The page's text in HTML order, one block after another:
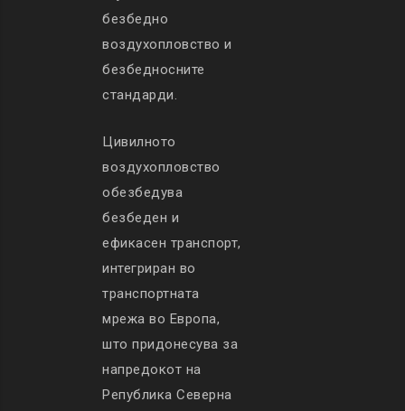
безбедно
воздухопловство и
безбедносните
стандарди.
Цивилното
воздухопловство
обезбедува
безбеден и
ефикасен транспорт,
интегриран во
транспортната
мрежа во Европа,
што придонесува за
напредокот на
Република Северна